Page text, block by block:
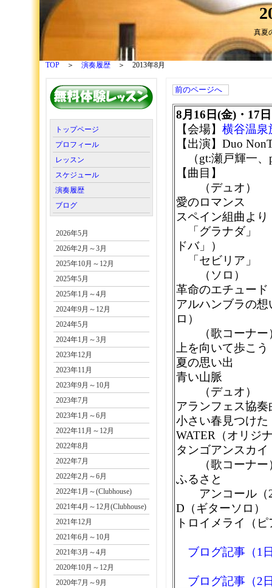
真夏
TOP ＞ 演奏履歴 ＞ 2013年8月
前のページへ
8月16日(金)・17
【会場】 横谷温泉
【出演】Duo
（gt:瀬戸輝一、
【曲目】
（デュオ）
愛のロマンス
スペイン組曲より
「グラナダ」
ドバ」）
「セビリア」
（ソロ）
革命のエチュー
アルハンブラの
ロ）
（歌コーナー
上を向いて歩こう
夏の思い出
青い山脈
（デュオ）
アランフェス協
小さい春見つけ
WATER（オリジ
タンゴアンスカイ
（歌コーナー
ふるさと
アンコール（2
D（ギターソロ）
トロイメライ（
ブログ記事（1
ブログ記事（2
トップページ
プロフィール
レッスン
スケジュール
演奏履歴
ブログ
2026年5月
2026年2月～3月
2025年10月～12月
2025年5月
2025年1月～4月
2024年9月～12月
2024年5月
2024年1月～3月
2023年12月
2023年11月
2023年9月～10月
2023年7月
2023年1月～6月
2022年11月～12月
2022年8月
2022年7月
2022年2月～6月
2022年1月～(Clubhouse)
2021年4月～12月(Clubhouse)
2021年12月
2021年6月～10月
2021年3月～4月
2020年10月～12月
2020年7月～9月